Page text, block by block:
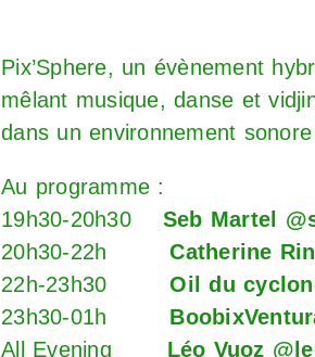
Pix’Sphere, un évènement
mêlant musique, danse et
dans un environnement
Au programme :
19h30-20h30 Seb Martel
20h30-22hCatherine
22h-23h30Oil du
23h30-01h
All Evening Léo Vuoz